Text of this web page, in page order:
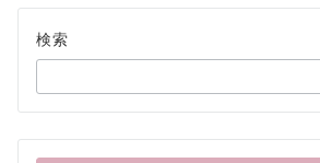
検索